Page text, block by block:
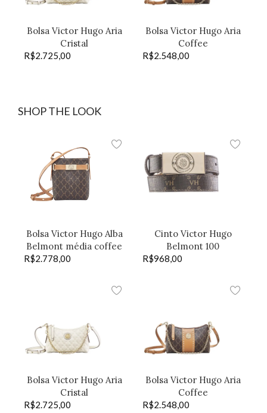
Bolsa Victor Hugo Aria
Cristal
R$2.725,00
Bolsa Victor Hugo Aria
Coffee
R$2.548,00
SHOP THE LOOK
Bolsa Victor Hugo Alba
Belmont média coffee
R$2.778,00
Cinto Victor Hugo
Belmont 100
R$968,00
Bolsa Victor Hugo Aria
Cristal
R$2.725,00
Bolsa Victor Hugo Aria
Coffee
R$2.548,00